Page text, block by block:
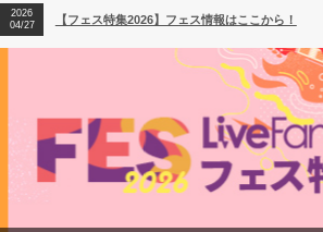
2026
04/27
【フェス特集2026】フェス情報はここから！
2026
【ライブ動員ランキング】2026年上半期編発表！